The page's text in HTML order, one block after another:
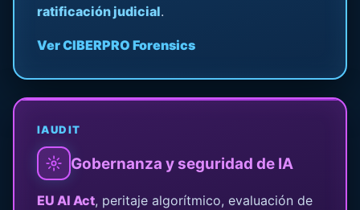
ratificación judicial.
Ver CIBERPRO Forensics
IAUDIT
Gobernanza y seguridad de IA
EU AI Act, peritaje algorítmico, evaluación de